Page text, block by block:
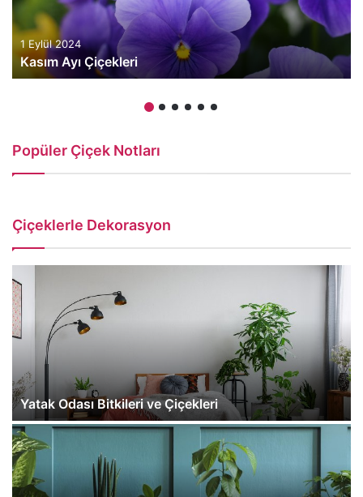
1 Eylül 2024
Kasım Ayı Çiçekleri
Popüler Çiçek Notları
Çiçeklerle Dekorasyon
Yatak Odası Bitkileri ve Çiçekleri